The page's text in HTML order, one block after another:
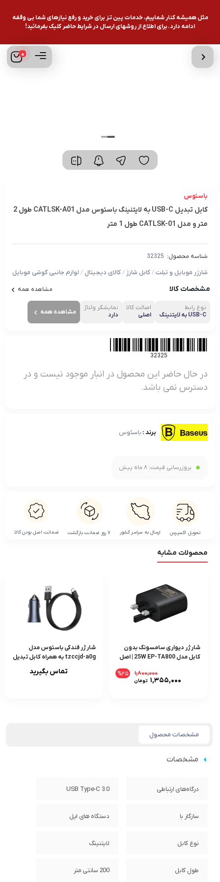
مثل همیشه کنار شماییم، خدمات پین تـز برای خرید و رفع نیازهای شما بی وقفه
ادامه دارد. برای اطلاع از روشهای ارسال در شرایط حاضر کلیک بفرمائید!
0
باسئوس
کابل تبدیل USB-C به لایتنینگ باسئوس مدل CATLSK-A01 طول 2
متر و مدل CATLSK-01 طول 1 متر
شناسه محصول: 32325
شارژر موبایل و تبلت/کابل شارژ /کالای دیجیتال / لوازم جانبی گوشی موبایل
مشخصات کالا مشاهده همه
نوع رابط
USB-C به لایتنینگ
اصالت کالا
اصلی
نمایشگر ولتاژ
دارد
مشاهده همه
32325
در حال حاضر این محصول در انبار موجود نیست و در
دسترس نمی باشد.
برند : باسئوس
بروزرسانی قیمت: 8 ماه پیش
تحویل اکسپرس ارسال به سراسر کشور ۷ روز ضمانت بازگشت ضمانت اصل بودن کالا
محصولات مشابه
شارژر دیواری سامسونگ بدون
کابل مدل 25W EP-TA800 | اصل
۱,۸۰۰,۰۰۰
قیمت
۱,۳۵۵,۰۰۰ تومان
%۲۵
شارژر فندکی باسئوس مدل
tzccjd-a0g به همراه کابل تبدیل
تماس بگیرید
مشخصات محصول
مشخصات
درگاه‌های ارتباطی USB Type-C 3.0
سازگار با دستگاه های اپل
نوع کابل لایتنینگ
طول کابل 200 سانتی متر